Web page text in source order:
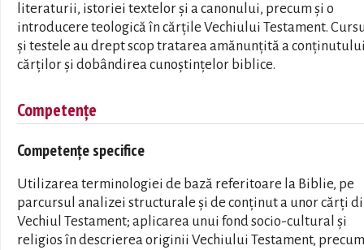
literaturii, istoriei textelor şi a canonului, precum şi o
introducere teologică în cărţile Vechiului Testament.
şi testele au drept scop tratarea amănunţită a
cărţilor şi dobândirea cunoştinţelor biblice.
Competențe
Competențe specifice
Utilizarea terminologiei de bază referitoare la Biblie, pe
parcursul analizei structurale şi de conţinut a unor cărţi
Vechiul Testament; aplicarea unui fond socio-cultural şi
religios în descrierea originii Vechiului Testament,